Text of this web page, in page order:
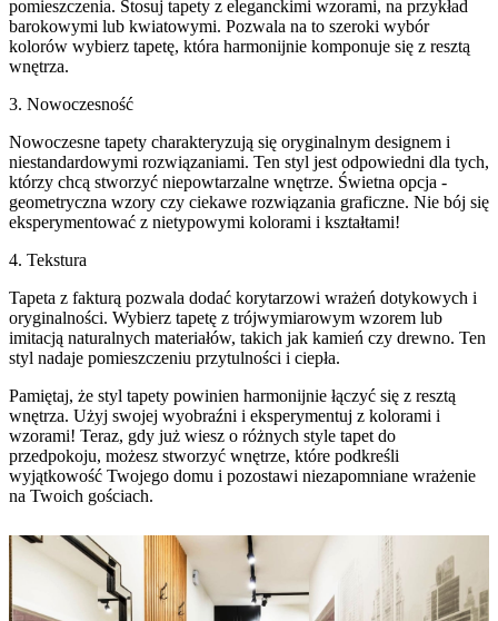
pomieszczenia. Stosuj tapety z eleganckimi wzorami, na przykład
barokowymi lub kwiatowymi. Pozwala na to szeroki wybór
kolorów wybierz tapetę, która harmonijnie komponuje się z resztą
wnętrza.
3. Nowoczesność
Nowoczesne tapety charakteryzują się oryginalnym designem i
niestandardowymi rozwiązaniami. Ten styl jest odpowiedni dla tych,
którzy chcą stworzyć niepowtarzalne wnętrze. Świetna opcja -
geometryczna wzory czy ciekawe rozwiązania graficzne. Nie bój się
eksperymentować z nietypowymi kolorami i kształtami!
4. Tekstura
Tapeta z fakturą pozwala dodać korytarzowi wrażeń dotykowych i
oryginalności. Wybierz tapetę z trójwymiarowym wzorem lub
imitacją naturalnych materiałów, takich jak kamień czy drewno. Ten
styl nadaje pomieszczeniu przytulności i ciepła.
Pamiętaj, że styl tapety powinien harmonijnie łączyć się z resztą
wnętrza. Użyj swojej wyobraźni i eksperymentuj z kolorami i
wzorami! Teraz, gdy już wiesz o różnych style tapet do
przedpokoju, możesz stworzyć wnętrze, które podkreśli
wyjątkowość Twojego domu i pozostawi niezapomniane wrażenie
na Twoich gościach.